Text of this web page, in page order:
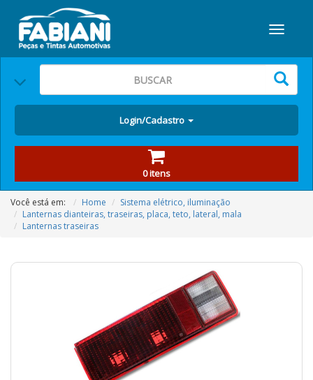
Login/Cadastro
0 itens
Você está em: Home
Sistema elétrico, iluminação
Lanternas dianteiras, traseiras, placa, teto, lateral, mala
Lanternas traseiras